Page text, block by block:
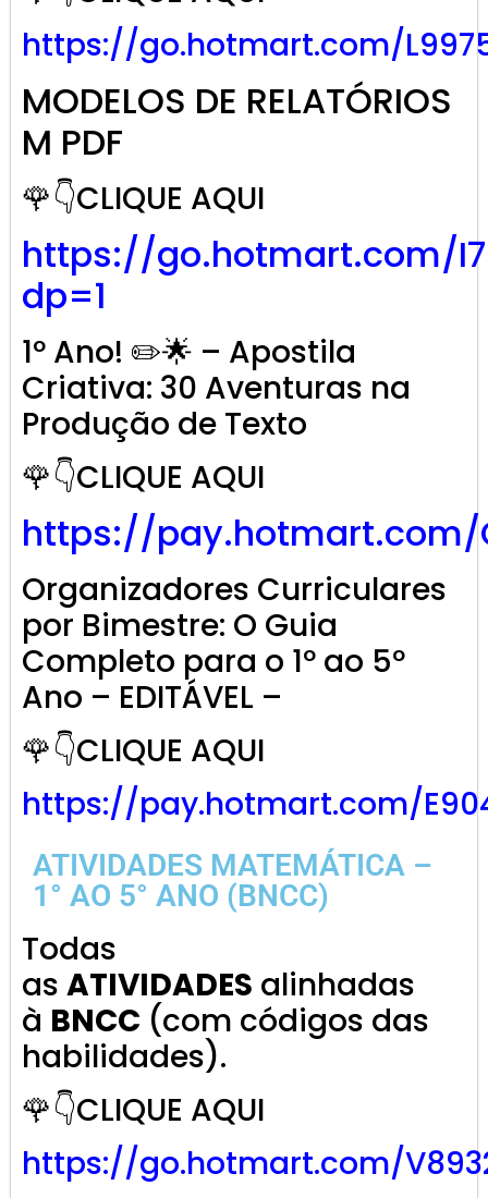
https://go.hotmart.com/
MODELOS DE RELATÓRIOS
M PDF
🌹👇CLIQUE AQUI
https://go.hotmart.com/
dp=1
1º Ano! ✏️🌟 – Apostila
Criativa: 30 Aventuras na
Produção de Texto
🌹👇CLIQUE AQUI
https://pay.hotmart.com/
Organizadores Curriculares
por Bimestre: O Guia
Completo para o 1º ao 5º
Ano – EDITÁVEL –
🌹👇CLIQUE AQUI
https://pay.hotmart.com/
ATIVIDADES MATEMÁTICA –
1° AO 5° ANO (BNCC)
Todas
as ATIVIDADES alinhadas
à BNCC (com códigos das
habilidades).
🌹👇CLIQUE AQUI
https://go.hotmart.com/